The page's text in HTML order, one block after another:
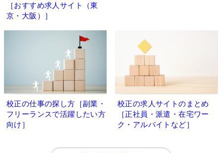
［おすすめ求人サイト（東
京・大阪）］
校正の仕事の探し方［副業・
フリーランスで活躍したい方
向け］
校正の求人サイトのまとめ
［正社員・派遣・在宅ワー
ク・アルバイトなど］